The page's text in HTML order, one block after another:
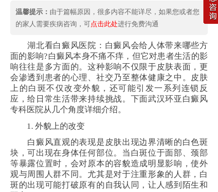
温馨提示： 由于篇幅原因，很多内容不能详尽，如果您或者您
的家人需要疾病咨询，可点击此处进行免费沟通
湖北看白癜风医院：白癜风会给人体带来哪些方
面的影响?白癜风本身不痛不痒，但它对患者生活的影
响往往是多方面的。这种影响不仅限于皮肤表面，更
会渗透到患者的心理、社交乃至整体健康之中。皮肤
上的白斑不仅改变外貌，还可能引发一系列连锁反
应，给日常生活带来持续挑战。下面武汉环亚白癜风
专科医院从几个角度详细介绍。
1. 外貌上的改变
白癜风直观的表现是皮肤出现边界清晰的白色斑
块，可出现在身体任何部位。当白斑位于面部、颈部
等暴露位置时，会对原本的容貌造成明显影响，使外
观与周围人群不同。尤其是对于注重形象的人群，白
斑的出现可能打破原有的自我认同，让人感到陌生和